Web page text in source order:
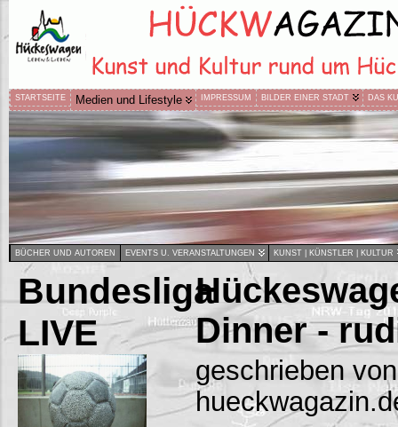
STARTSEITE Medien und Lifestyle IMPRESSUM BILDER EINER STADT DAS
BÜCHER UND AUTOREN EVENTS U. VERANSTALTUNGEN KUNST | KÜNSTLER | KULTUR
Bundesliga
LIVE
Dinner -
geschrieben